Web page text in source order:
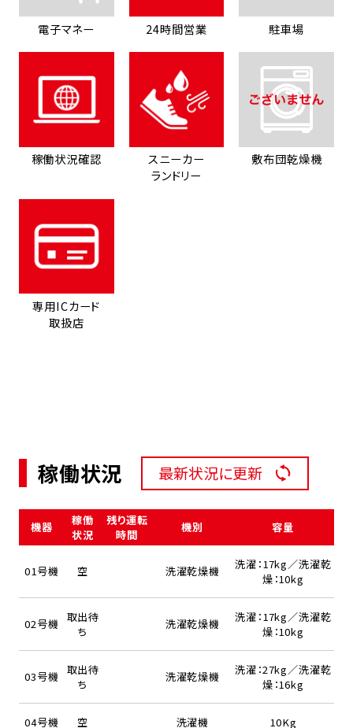
電子マネー 24時間営業 駐車場
稼働状況確認
スニーカー
ランドリー
敷布団乾燥機
専用ICカード
取扱店
稼働状況 最新状況に更新
機器
稼働
状況
残り運転
時間
機別 容量
01号機 空 洗濯乾燥機
洗濯：17kg／洗濯乾
燥：10kg
02号機 取出待
ち
洗濯乾燥機
洗濯：17kg／洗濯乾
燥：10kg
03号機 取出待
ち
洗濯乾燥機
洗濯：27kg／洗濯乾
燥：16kg
04号機 空 洗濯機 10Kg